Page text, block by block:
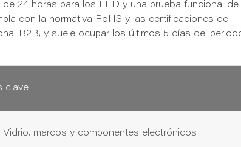
24 horas para los LED y una prueba funcional de
con la normativa RoHS y las certificaciones de
B2B, y suele ocupar los últimos 5 días del
clave
Vidrio, marcos y componentes electrónicos